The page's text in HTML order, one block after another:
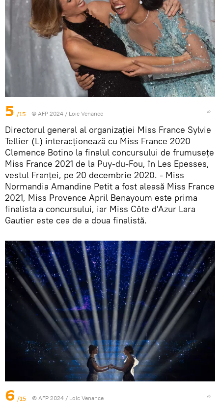
5 /15 © AFP 2024 / Loic Venance
Directorul general al organizației Miss France Sylvie
Tellier (L) interacționează cu Miss France 2020
Clemence Botino la finalul concursului de frumusețe
Miss France 2021 de la Puy-du-Fou, în Les Epesses,
vestul Franței, pe 20 decembrie 2020. - Miss
Normandia Amandine Petit a fost aleasă Miss France
2021, Miss Provence April Benayoum este prima
finalista a concursului, iar Miss Côte d'Azur Lara
Gautier este cea de a doua finalistă.
6 /15 © AFP 2024 / Loic Venance